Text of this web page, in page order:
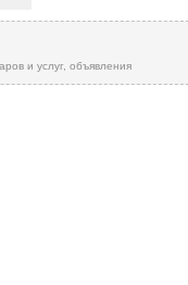
и услуг, объявления